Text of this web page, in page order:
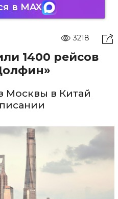
в MAX
3218
1400 рейсов
Москвы в Китай